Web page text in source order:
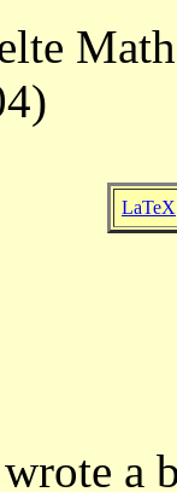
LaTeX
a